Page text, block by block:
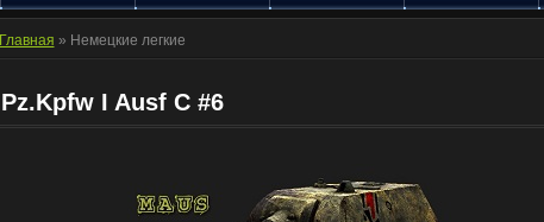
FAQ
СТАНДАРТНЫЕ
ШКУРКИ
ФОРУМ МУЛЬТИМЕДИЯ
Главная » Немецкие легкие
Pz.Kpfw I Ausf C #6